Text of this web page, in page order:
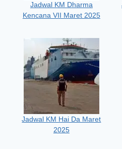
Jadwal KM Dharma
Kencana VII Maret 2025
Jadwal KM Hai Da Maret
2025